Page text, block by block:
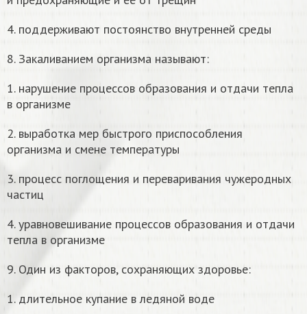
4. поддерживают постоянство внутренней среды
8. Закаливанием организма называют:
1. нарушение процессов образования и отдачи тепла
в организме
2. выработка мер быстрого приспособления
организма и смене температуры
3. процесс поглощения и переваривания чужеродных
частиц
4. уравновешивание процессов образования и отдачи
тепла в организме
9. Один из факторов, сохраняющих здоровье:
1. длительное купание в ледяной воде